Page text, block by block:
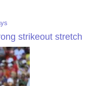
strikeout stretch